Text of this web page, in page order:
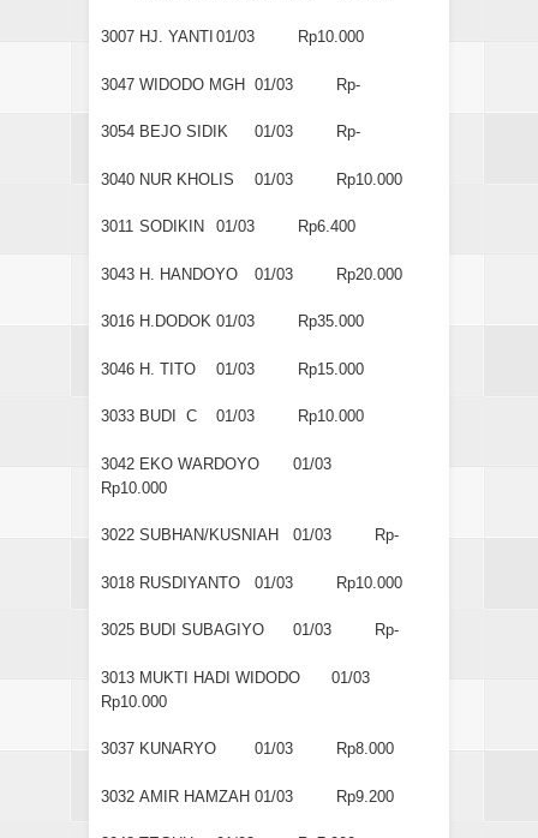
3007 HJ. YANTI 01/03 Rp10.000
3047 WIDODO MGH 01/03 Rp-
3054 BEJO SIDIK 01/03 Rp-
3040 NUR KHOLIS 01/03 Rp10.000
3011 SODIKIN 01/03 Rp6.400
3043 H. HANDOYO 01/03 Rp20.000
3016 H.DODOK 01/03 Rp35.000
3046 H. TITO 01/03 Rp15.000
3033 BUDI C 01/03 Rp10.000
3042 EKO WARDOYO
01/03
Rp10.000
3022 SUBHAN/KUSNIAH 01/03 Rp-
3018 RUSDIYANTO 01/03 Rp10.000
3025 BUDI SUBAGIYO 01/03 Rp-
3013 MUKTI HADI WIDODO
01/03
Rp10.000
3037 KUNARYO 01/03 Rp8.000
3032 AMIR HAMZAH 01/03 Rp9.200